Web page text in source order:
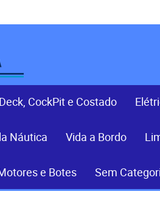
Deck, CockPit e Costado
Náutica Vida a Bordo
e Botes Sem